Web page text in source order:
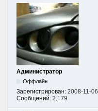
Администратор
Оффлайн
Зарегистрирован: 2008-11-06
Сообщений: 2,179